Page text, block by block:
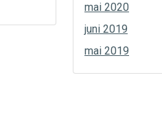
mai 2020
juni 2019
mai 2019